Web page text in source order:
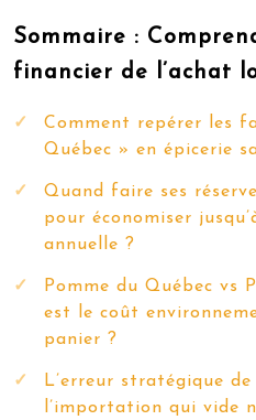
Sommaire :
financier de l’achat
Comment repérer les
Québec » en épicerie
Quand faire ses
pour économiser
annuelle ?
Pomme du Québec vs
est le coût
panier ?
L’erreur stratégique
l’importation qui vide